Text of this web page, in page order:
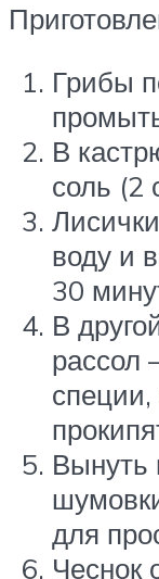
Грибы
В
соль (2
воду и
30
В
рассол
специи,
для
Чеснок